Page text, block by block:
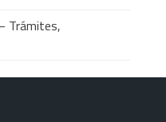
Trámites,